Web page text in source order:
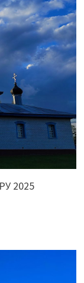
2025